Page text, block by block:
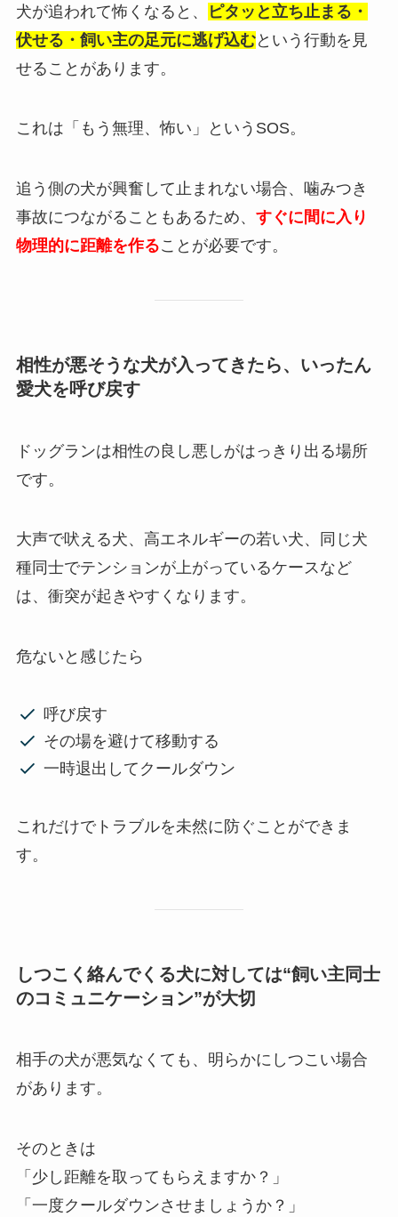
犬が追われて怖くなると、
ピタッと立ち止まる・
伏せる・飼い主の足元に逃げ込むという行動を見
せることがあります。
これは「もう無理、怖い」というSOS。
追う側の犬が興奮して止まれない場合、噛みつき
事故につながることもあるため、 すぐに間に入り
物理的に距離を作ることが必要です。
相性が悪そうな犬が入ってきたら、いったん
愛犬を呼び戻す
ドッグランは相性の良し悪しがはっきり出る場所
です。
大声で吠える犬、高エネルギーの若い犬、同じ犬
種同士でテンションが上がっているケースなど
は、衝突が起きやすくなります。
危ないと感じたら
呼び戻す
その場を避けて移動する
一時退出してクールダウン
これだけでトラブルを未然に防ぐことができま
す。
しつこく絡んでくる犬に対しては“飼い主同士
のコミュニケーション”が大切
相手の犬が悪気なくても、明らかにしつこい場合
があります。
そのときは
「少し距離を取ってもらえますか？」
「一度クールダウンさせましょうか？」